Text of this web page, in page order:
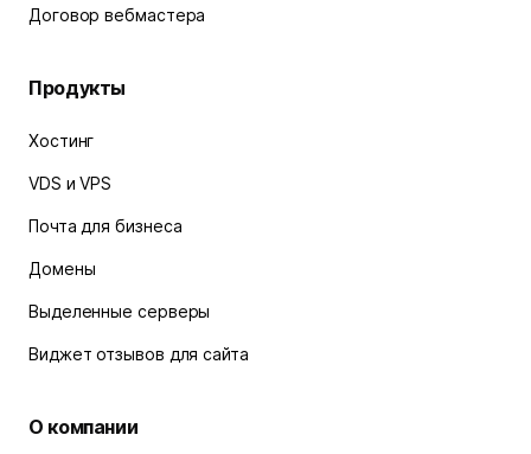
Договор вебмастера
Продукты
Хостинг
VDS и VPS
Почта для бизнеса
Домены
Выделенные серверы
Виджет отзывов для сайта
О компании